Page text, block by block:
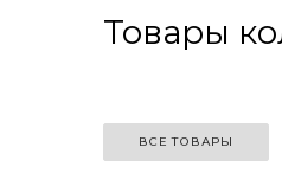
Товары
ВСЕ ТОВАРЫ